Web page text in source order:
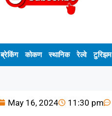
ब्रेकिंग कोकण स्थानिक रेल्वे टुरिझम
May 16, 2024 11:30 pm